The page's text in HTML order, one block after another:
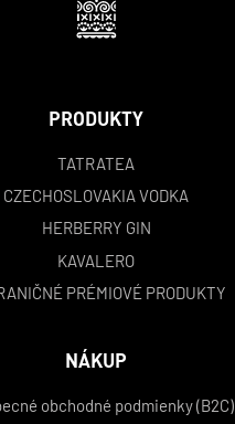
PRODUKTY
TATRATEA
CZECHOSLOVAKIA VODKA
HERBERRY GIN
KAVALERO
PRÉMIOVÉ PRODUKTY
NÁKUP
obchodné podmienky (B2C)